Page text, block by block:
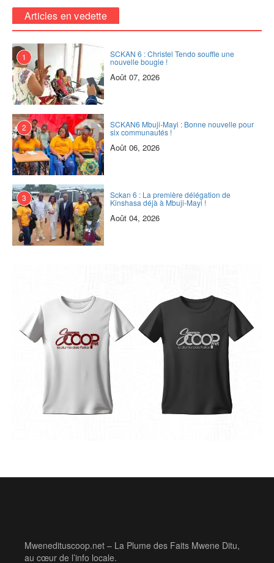
Articles en vedette
1 SCKAN 6 : Christel Tendo souffle une
nouvelle bougie !
Août 07, 2026
2 SCKAN6 Mbuji-Mayi : Bonne nouvelle pour
six communautés !
Août 06, 2026
3 Sckan 6 : ‎La première délégation de
Kinshasa déjà à Mbuji-Mayi !
Août 04, 2026
Mwenedituscoop.net – La Plume des Faits Mwene Ditu,
au cœur de l’info locale.